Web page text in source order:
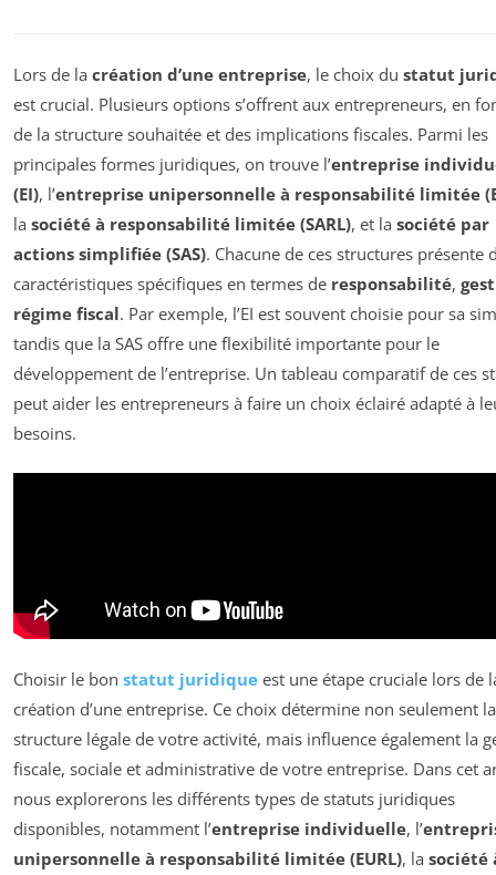
Lors de la création d’une entreprise, le choix du statut
est crucial. Plusieurs options s’offrent aux entrepreneurs, en
de la structure souhaitée et des implications fiscales. Parmi les
principales formes juridiques, on trouve l’entreprise
(EI), l’entreprise unipersonnelle à responsabilité limitée
la société à responsabilité limitée (SARL), et la société par
actions simplifiée (SAS). Chacune de ces structures présente
caractéristiques spécifiques en termes de responsabilité,
régime fiscal. Par exemple, l’EI est souvent choisie pour sa
tandis que la SAS offre une flexibilité importante pour le
développement de l’entreprise. Un tableau comparatif de ces
peut aider les entrepreneurs à faire un choix éclairé adapté à
besoins.
Choisir le bon statut juridique est une étape cruciale lors de
création d’une entreprise. Ce choix détermine non seulement la
structure légale de votre activité, mais influence également la
fiscale, sociale et administrative de votre entreprise. Dans cet
nous explorerons les différents types de statuts juridiques
disponibles, notamment l’entreprise individuelle, l’
unipersonnelle à responsabilité limitée (EURL), la société